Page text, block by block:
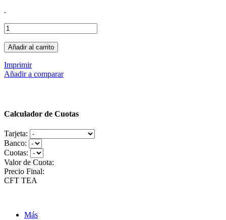
.
Añadir al carrito
Imprimir
Añadir a comparar
Calculador de Cuotas
Tarjeta:
Banco:
Cuotas:
Valor de Cuota:
Precio Final:
CFT TEA
Más